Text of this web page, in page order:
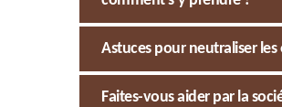
Astuces pour neutraliser
Faites-vous aider par la